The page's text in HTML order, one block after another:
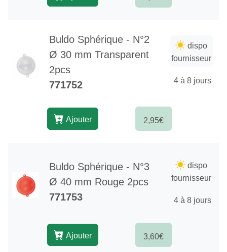
Buldo Sphérique - N°2
Ø 30 mm Transparent
2pcs
771752
dispo
fournisseur
4 à 8 jours
2,95€
Ajouter
Buldo Sphérique - N°3
Ø 40 mm Rouge 2pcs
771753
dispo
fournisseur
4 à 8 jours
3,60€
Ajouter